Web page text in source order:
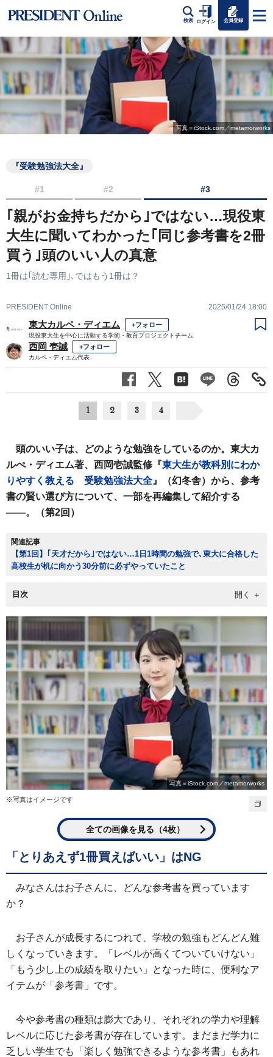
検索 ログイン 会員登録
写真＝iStock.com／metamorworks
『受験勉強法大全』
#1 #2 #3
｢親がお金持ちだから｣ではない…現役東
大生に聞いてわかった｢同じ参考書を2冊
買う｣頭のいい人の真意
1冊は｢読む専用｣､ではもう1冊は？
PRESIDENT Online 2025/01/24 18:00
東大カルペ・ディエム +フォロー
現役東大生を中心に活動する学術・教育プロジェクトチーム
西岡 壱誠 +フォロー
カルペ・ディエム代表
1 2 3 4
頭のいい子は、どのような勉強をしているのか。東大カ
ルぺ・ディエム著、西岡壱誠監修『東大生が教科別にわか
りやすく教える 受験勉強法大全 』（幻冬舎）から、参考
書の賢い選び方について、一部を再編集して紹介する
――。（第2回）
関連記事
【第1回】｢天才だから｣ではない…1日1時間の勉強で､東大に合格した
高校生が机に向かう30分前に必ずやっていたこと
目次
写真＝iStock.com／metamorworks
※写真はイメージです
全ての画像を見る（4枚）
「とりあえず1冊買えばいい」はNG
みなさんはお子さんに、どんな参考書を買っています
か？
お子さんが成長するにつれて、学校の勉強もどんどん難
しくなっていきます。「レベルが高くてついていけない」
「もう少し上の成績を取りたい」となった時に、便利なア
イテムが「参考書」です。
今や参考書の種類は膨大であり、それぞれの学力や理解
レベルに応じた参考書が存在しています。まだまだ学力に
乏しい学生でも「楽しく勉強できるような参考書」もあれ